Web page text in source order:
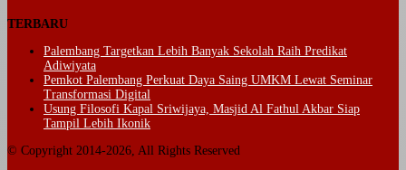
TERBARU
Palembang Targetkan Lebih Banyak Sekolah Raih Predikat
Adiwiyata
Pemkot Palembang Perkuat Daya Saing UMKM Lewat Seminar
Transformasi Digital
Usung Filosofi Kapal Sriwijaya, Masjid Al Fathul Akbar Siap
Tampil Lebih Ikonik
© Copyright 2014-2026, All Rights Reserved